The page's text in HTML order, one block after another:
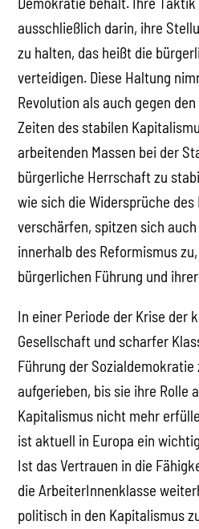
ausschließlich darin, ihre
zu halten, das heißt die
verteidigen. Diese Haltung
Revolution als auch gegen
Zeiten des stabilen
arbeitenden Massen bei der
bürgerliche Herrschaft zu
wie sich die Widersprüche
verschärfen, spitzen sich
innerhalb des Reformismus
bürgerlichen Führung und
In einer Periode der Krise der
Gesellschaft und scharfer
Führung der
aufgerieben, bis sie ihre Rolle
Kapitalismus nicht mehr
ist aktuell in Europa ein
Ist das Vertrauen in die
die ArbeiterInnenklasse
politisch in den Kapitalismus